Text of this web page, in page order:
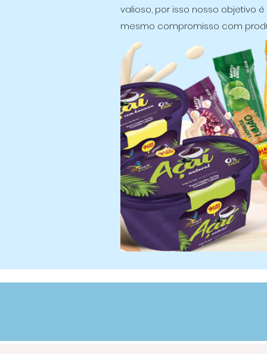
valioso, por isso nosso objetivo
mesmo compromisso com